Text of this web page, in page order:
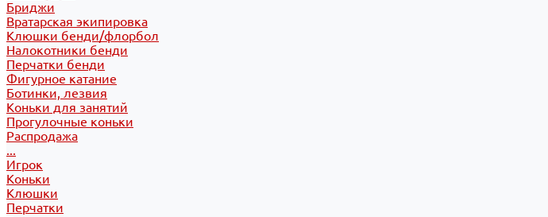
Бриджи
Вратарская экипировка
Клюшки бенди/флорбол
Налокотники бенди
Перчатки бенди
Фигурное катание
Ботинки, лезвия
Коньки для занятий
Прогулочные коньки
Распродажа
...
Игрок
Коньки
Клюшки
Перчатки